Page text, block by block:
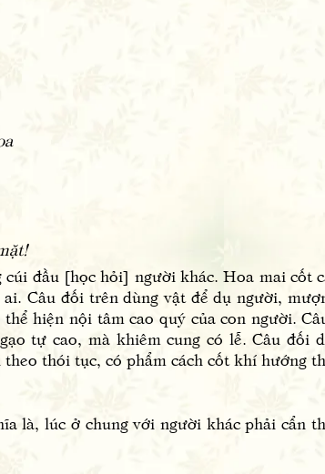
đầu [học hỏi] người khác. Hoa mai cốt
Câu đối trên dùng vật để dụ người,
hiện nội tâm cao quý của con người.
tự cao, mà khiêm cung có lễ. Câu đối
thói tục, có phẩm cách cốt khí hướng
lúc ở chung với người khác phải cẩn